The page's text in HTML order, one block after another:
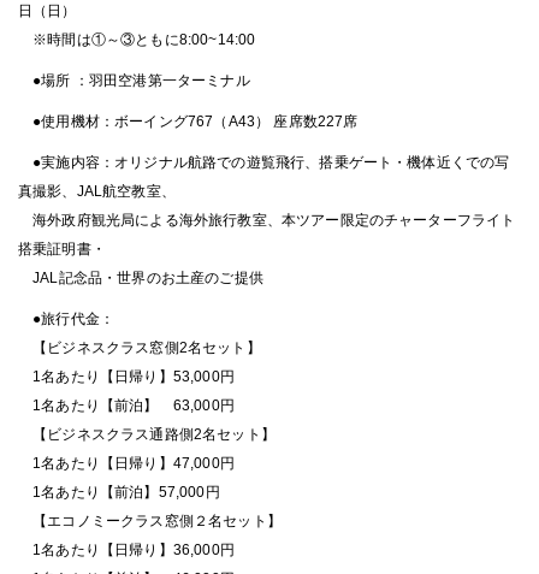
日（日）
※時間は①～③ともに8:00~14:00
●場所 ：羽田空港第一ターミナル
●使用機材：ボーイング767（A43） 座席数227席
●実施内容：オリジナル航路での遊覧飛行、搭乗ゲート・機体近くでの写
真撮影、JAL航空教室、
海外政府観光局による海外旅行教室、本ツアー限定のチャーターフライト
搭乗証明書・
JAL記念品・世界のお土産のご提供
●旅行代金：
【ビジネスクラス窓側2名セット】
1名あたり【日帰り】53,000円
1名あたり【前泊】 63,000円
【ビジネスクラス通路側2名セット】
1名あたり【日帰り】47,000円
1名あたり【前泊】57,000円
【エコノミークラス窓側２名セット】
1名あたり【日帰り】36,000円